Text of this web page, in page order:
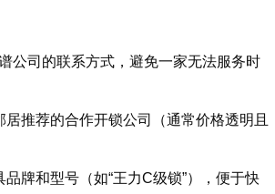
公司的联系方式，避免一家无法服务时
居推荐的合作开锁公司（通常价格透明且
品牌和型号（如“王力C级锁”），便于快